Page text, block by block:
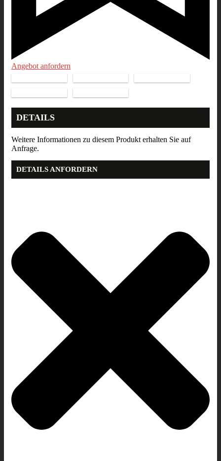
Angebot anfordern
DETAILS
Weitere Informationen zu diesem Produkt erhalten Sie auf
Anfrage.
DETAILS ANFORDERN